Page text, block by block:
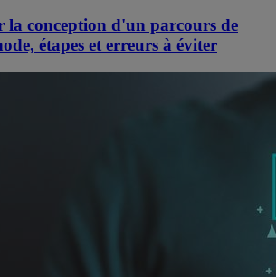
la conception d'un parcours de
étapes et erreurs à éviter